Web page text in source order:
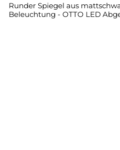
Runder Spiegel aus
Beleuchtung - OTTO LED